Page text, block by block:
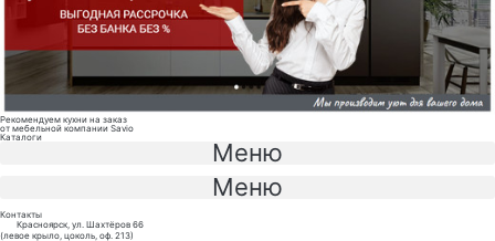
Рекомендуем кухни на заказ
от мебельной компании Savio
Каталоги
Меню
Меню
Контакты
Красноярск, ул. Шахтёров 66
(левое крыло, цоколь, оф. 213)